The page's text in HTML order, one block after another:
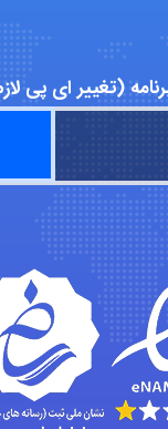
(تغییر ای پی